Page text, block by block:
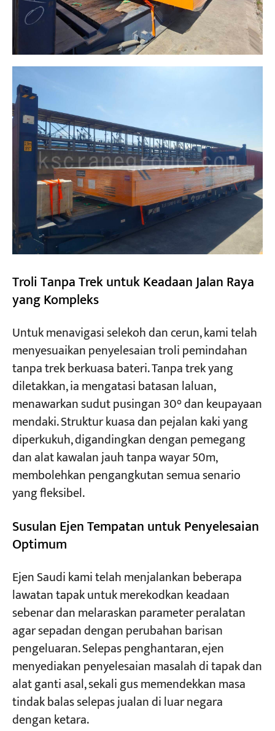
Troli Tanpa Trek untuk Keadaan Jalan Raya
yang Kompleks
Untuk menavigasi selekoh dan cerun, kami telah
menyesuaikan penyelesaian troli pemindahan
tanpa trek berkuasa bateri. Tanpa trek yang
diletakkan, ia mengatasi batasan laluan,
menawarkan sudut pusingan 30° dan keupayaan
mendaki. Struktur kuasa dan pejalan kaki yang
diperkukuh, digandingkan dengan pemegang
dan alat kawalan jauh tanpa wayar 50m,
membolehkan pengangkutan semua senario
yang fleksibel.
Susulan Ejen Tempatan untuk Penyelesaian
Optimum
Ejen Saudi kami telah menjalankan beberapa
lawatan tapak untuk merekodkan keadaan
sebenar dan melaraskan parameter peralatan
agar sepadan dengan perubahan barisan
pengeluaran. Selepas penghantaran, ejen
menyediakan penyelesaian masalah di tapak dan
alat ganti asal, sekali gus memendekkan masa
tindak balas selepas jualan di luar negara
dengan ketara.